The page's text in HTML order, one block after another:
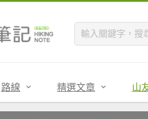
路線 精選文章 山